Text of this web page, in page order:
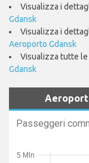
Visualizza i
Gdansk
Visualizza i
Aeroporto Gdansk
Visualizza tutte le
Gdansk
Passeggeri
5 Mln